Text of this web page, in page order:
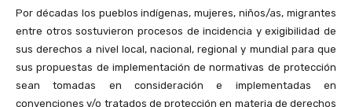
Por décadas los pueblos indígenas, mujeres, niños/as, migrantes
entre otros sostuvieron procesos de incidencia y exigibilidad de
sus derechos a nivel local, nacional, regional y mundial para que
sus propuestas de implementación de normativas de protección
sean tomadas en consideración e implementadas en
convenciones y/o tratados de protección en materia de derechos